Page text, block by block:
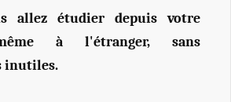
allez étudier depuis votre
à l'étranger, sans
inutiles.